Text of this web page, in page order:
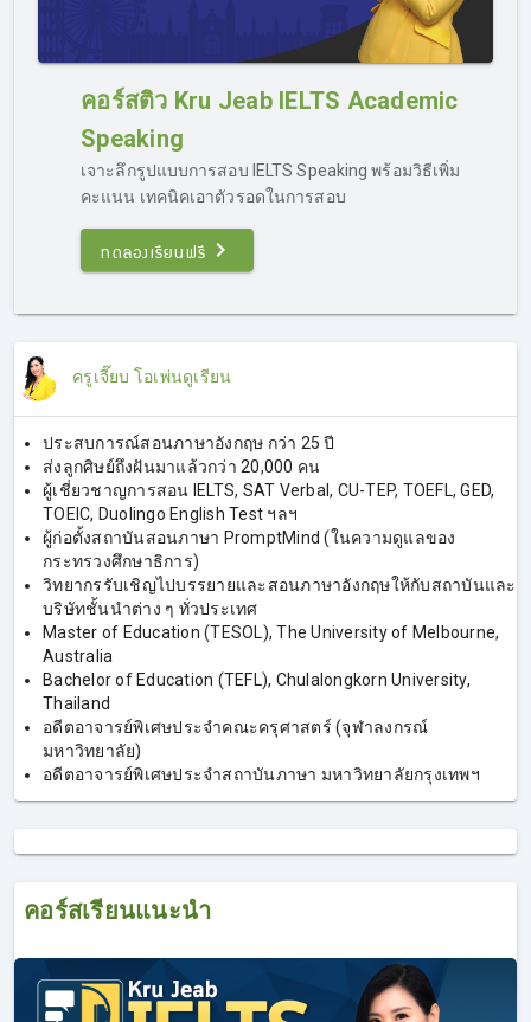
ฐานภาษาอังกฤษของตนเองเบื้องต้นว่าสามารถเรียนได้หรือไม่
แนะนำให้สอบถามข้อมูลได้ทาง Inbox บน Facebook : Kru
Jeab IELTS คอร์สติวไอเอลออนไลน์ การันตี 7.0
คอร์สเรียน IELTS ออนไลน์ Kru Jeab
เรียน IELTS ออนไลน์กับครูเจี๊ยบ ติว IELTS มีให้เลือกทั้ง
Academic & General Trainingครบทุกเนื้อหาที่ต้องรู้ใน
แต่ละทักษะ รูปแบบข้อสอบ เทคนิคการทำโจทย์แต่ละแบบ ทุก
เคล็ดลับจากประสบการณ์กว่า 20 ปี ครูเจี๊ยบได้รวบรวมไว้ให้ผู้
เรียนทุกคนในคอร์สนี้แล้วค่ะ
1. คอร์สเรียน IELTS Writing
เก็บครบงานเขียนทุกแบบ IELTS Writing Task 1 และ Task 2,
Pattern อัพคะแนน, โจทย์ Writing สำหรับลองทำจริง และ
ตรวจงานเขียนฟรี!
การเรียน IELTS Writing เป็นอีกหนึ่งคอร์สของเรา โดยครูเจี๊ยบ
IELTS Writing จะได้เพิ่มทักษะการเขียนภาษาอังกฤษ ที่ไม่ใช่
ผู้ที่เรียน IELTS Writing จะได้เรียนรู้คำศัพท์เพิ่มเติม จากศัพท์
สูงขึ้น และได้รู้ Pattern การเขียนที่จะได้คะแนนมากกว่าเดิม
เน้นการเขียนเชิงวิชาการที่ตรงตามมาตรฐานการให้คะแนน
ของกรรมการตรวจข้อสอบ จากการสอบ IELTS พบว่ายังมีอีก
คอร์สติว Kru Jeab IELTS Academic
Speaking
เจาะลึกรูปแบบการสอบ IELTS Speaking พร้อมวิธีเพิ่ม
คะแนน เทคนิคเอาตัวรอดในการสอบ
ทดลองเรียนฟรี
ครูเจี๊ยบ โอเพ่นดูเรียน
ประสบการณ์สอนภาษาอังกฤษ กว่า 25 ปี
ส่งลูกศิษย์ถึงฝันมาแล้วกว่า 20,000 คน
ผู้เชี่ยวชาญการสอน IELTS, SAT Verbal, CU-TEP, TOEFL, GED,
TOEIC, Duolingo English Test ฯลฯ
ผู้ก่อตั้งสถาบันสอนภาษา PromptMind (ในความดูแลของ
กระทรวงศึกษาธิการ)
วิทยากรรับเชิญไปบรรยายและสอนภาษาอังกฤษให้กับสถาบันและ
บริษัทชั้นนําต่าง ๆ ทั่วประเทศ
Master of Education (TESOL), The University of Melbourne,
Australia
Bachelor of Education (TEFL), Chulalongkorn University,
Thailand
อดีตอาจารย์พิเศษประจำคณะครุศาสตร์ (จุฬาลงกรณ์
มหาวิทยาลัย)
อดีตอาจารย์พิเศษประจำสถาบันภาษา มหาวิทยาลัยกรุงเทพฯ
คอร์สเรียนแนะนำ